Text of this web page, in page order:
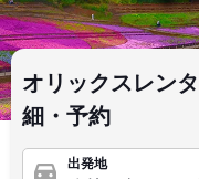
オリックスレン
細・予約
出発地